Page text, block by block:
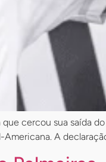
cercou sua saída
A